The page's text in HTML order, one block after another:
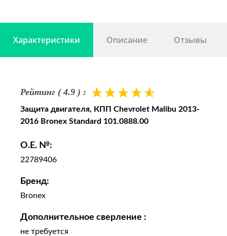
Характеристики Описание Отзывы
Рейтинг ( 4.9 ) :
Защита двигателя, КПП Chevrolet Malibu 2013-
2016 Bronex Standard 101.0888.00
O.E. №:
22789406
Бренд:
Bronex
Дополнительное сверление :
не требуется